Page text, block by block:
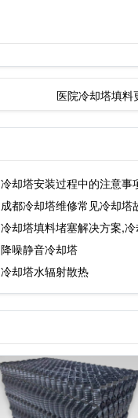
医院冷却塔填料
冷却塔安装过程中的注意事
成都冷却塔维修常见冷却塔
冷却塔填料堵塞解决方案,
降噪静音冷却塔
冷却塔水辐射散热